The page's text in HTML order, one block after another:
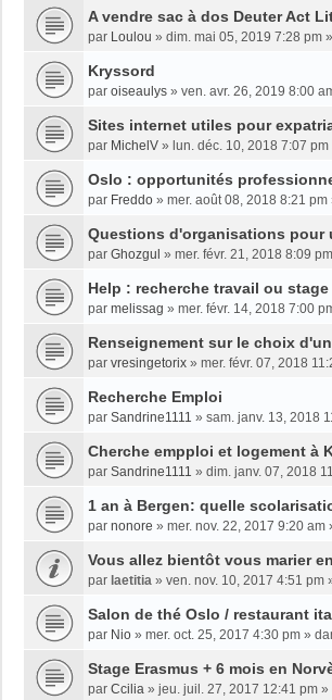
A vendre sac à dos Deuter Act
par Loulou » dim. mai 05, 2019 7:28 pm
Kryssord
par oiseaulys » ven. avr. 26, 2019 8:00
Sites internet utiles pour
par MichelV » lun. déc. 10, 2018 7:07 pm
Oslo : opportunités
par Freddo » mer. août 08, 2018 8:21 pm
Questions d'organisations pour
par Ghozgul » mer. févr. 21, 2018 8:09 pm
Help : recherche travail ou
par melissag » mer. févr. 14, 2018 7:00
Renseignement sur le choix
par vresingetorix » mer. févr. 07, 2018
Recherche Emploi
par Sandrine1111 » sam. janv. 13, 2018
Cherche empploi et logement à
par Sandrine1111 » dim. janv. 07, 2018
1 an à Bergen: quelle
par nonore » mer. nov. 22, 2017 9:20 am
Vous allez bientôt vous marier
par laetitia » ven. nov. 10, 2017 4:51 pm
Salon de thé Oslo / restaurant
par Nio » mer. oct. 25, 2017 4:30 pm »
Stage Erasmus + 6 mois en
par Ccilia » jeu. juil. 27, 2017 12:41 pm »